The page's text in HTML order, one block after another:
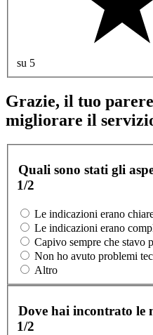
su 5
Grazie, il tuo
migliorare il
Quali sono stati gli
1/2
Le indicazioni erano
Le indicazioni erano
Capivo sempre che stavo
Non ho avuto problemi
Altro
Dove hai incontrato le
1/2